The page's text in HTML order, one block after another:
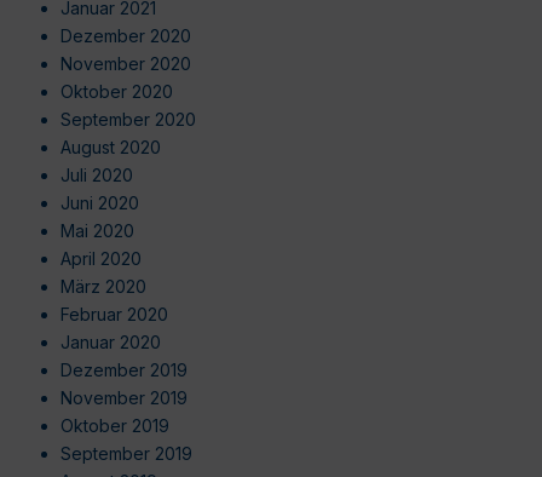
Januar 2021
Dezember 2020
November 2020
Oktober 2020
September 2020
August 2020
Juli 2020
Juni 2020
Mai 2020
April 2020
März 2020
Februar 2020
Januar 2020
Dezember 2019
November 2019
Oktober 2019
September 2019